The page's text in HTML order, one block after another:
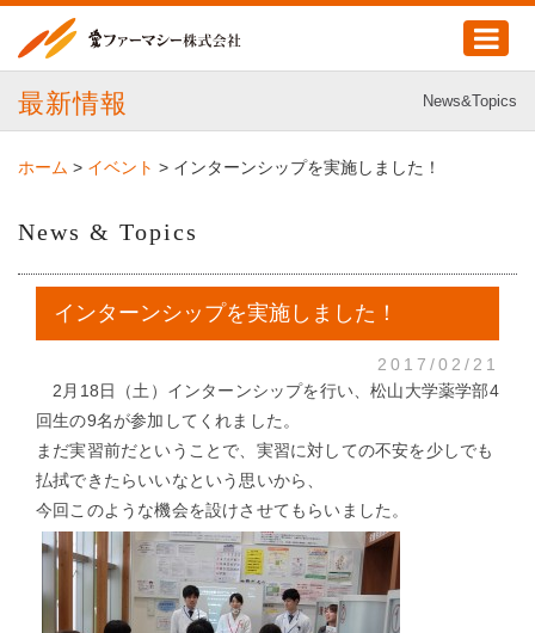
最新情報 News&Topics
ホーム > イベント > インターンシップを実施しました！
News & Topics
インターンシップを実施しました！
2017/02/21
2月18日（土）インターンシップを行い、松山大学薬学部4
回生の9名が参加してくれました。
まだ実習前だということで、実習に対しての不安を少しでも
払拭できたらいいなという思いから、
今回このような機会を設けさせてもらいました。